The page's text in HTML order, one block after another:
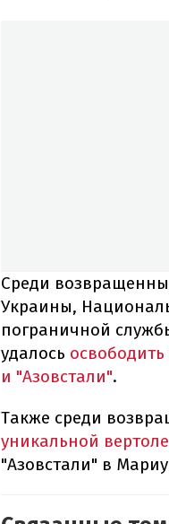
Среди
Украины,
пограничной
удалось
и "Азовстали".
Также среди
уникальной
"Азовстали" в